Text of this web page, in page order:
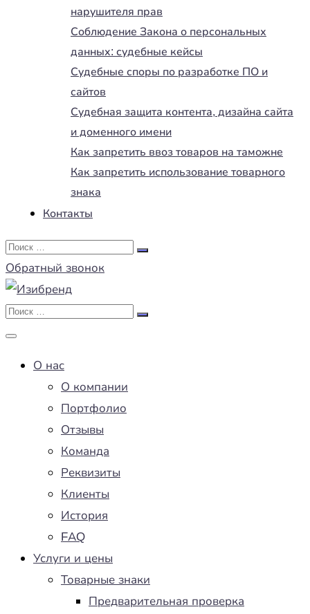
нарушителя прав
Соблюдение Закона о персональных
данных: судебные кейсы
Судебные споры по разработке ПО и
сайтов
Судебная защита контента, дизайна сайта
и доменного имени
Как запретить ввоз товаров на таможне
Как запретить использование товарного
знака
Контакты
Обратный звонок
О нас
О компании
Портфолио
Отзывы
Команда
Реквизиты
Клиенты
История
FAQ
Услуги и цены
Товарные знаки
Предварительная проверка